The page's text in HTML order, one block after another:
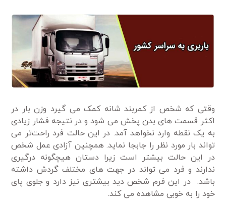
وقتی که شخص از کمربند شانه کمک می گیرد وزن بار در
اکثر قسمت های بدن پخش می شود و در نتیجه فشار زیادی
به یک نقطه وارد نخواهد آمد. در این حالت فرد راحت‌تر می
تواند بار مورد نظر را جابجا نماید. همچنین آزادی عمل شخص
در این حالت بیشتر است زیرا دستان هیچگونه درگیری
ندارند و فرد می تواند در جهت های مختلف گردش داشته
باشد. در این فرم شخص دید بیشتری نیز دارد و جلوی پای
خود را به خوبی مشاهده می کند.